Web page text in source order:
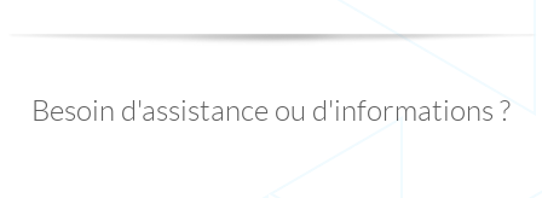
Besoin d'assistance ou d'informations ?